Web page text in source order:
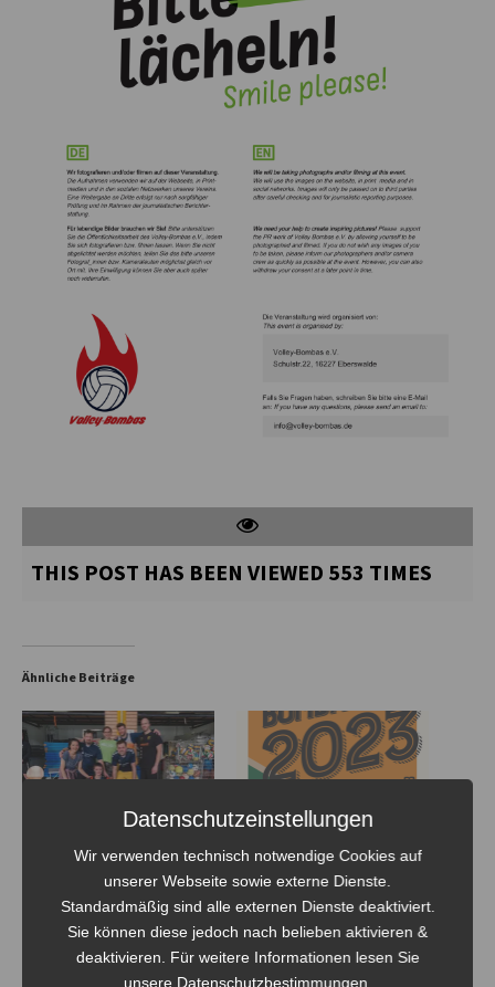
THIS POST HAS BEEN VIEWED 553 TIMES
Ähnliche Beiträge
Bombas-Cup 2024, and the
winner is….
23. März 2024
In "Bombas-Cup"
Bombas-Cup 2023 – es ist
bald soweit
21. März 2023
In "Bombas-Cup"
Datenschutzeinstellungen
Wir verwenden technisch notwendige Cookies auf
unserer Webseite sowie externe Dienste.
Standardmäßig sind alle externen Dienste deaktiviert.
Sie können diese jedoch nach belieben aktivieren &
deaktivieren. Für weitere Informationen lesen Sie
unsere Datenschutzbestimmungen.